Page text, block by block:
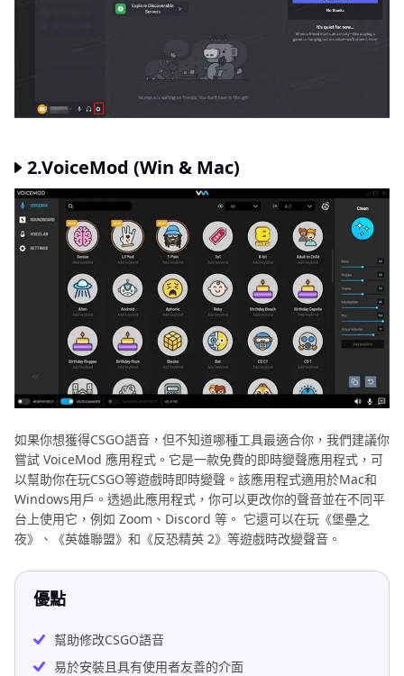
2.VoiceMod (Win & Mac)
如果你想獲得CSGO語音，但不知道哪種工具最適合你，我們建議你
嘗試 VoiceMod 應用程式。它是一款免費的即時變聲應用程式，可
以幫助你在玩CSGO等遊戲時即時變聲。該應用程式適用於Mac和
Windows用戶。透過此應用程式，你可以更改你的聲音並在不同平
台上使用它，例如 Zoom、Discord 等。 它還可以在玩《堡壘之
夜》、《英雄聯盟》和《反恐精英 2》等遊戲時改變聲音。
優點
幫助修改CSGO語音
易於安裝且具有使用者友善的介面